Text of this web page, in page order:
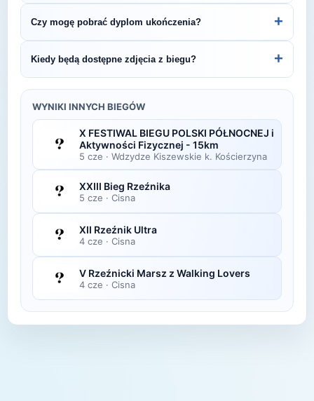
by być na bieżąco z datą kolejnej edycji SFBG -
Sudecki Olbrzym - 43km.
organizatora lub platformie pomiarowej podanej na
bibie startowym. Wyniki zawierają czas brutto i
netto, a często też pozycję wśród wszystkich
uczestników i w kategorii wiekowej.
Czy mogę pobrać dyplom ukończenia? +
elektroniczne dyplomy do pobrania ze strony
organizatora po opublikowaniu oficjalnych
Kiedy będą dostępne zdjęcia z biegu? +
w ciągu kilku dni po zawodach na swojej stronie
lub fanpage'u na Facebooku.
WYNIKI INNYCH BIEGÓW
X FESTIWAL BIEGU POLSKI PÓŁNOCNEJ i
Aktywności Fizycznej - 15km
5 cze · Wdzydze Kiszewskie k. Kościerzyna
XXIII Bieg Rzeźnika
5 cze · Cisna
XII Rzeźnik Ultra
4 cze · Cisna
V Rzeźnicki Marsz z Walking Lovers
4 cze · Cisna